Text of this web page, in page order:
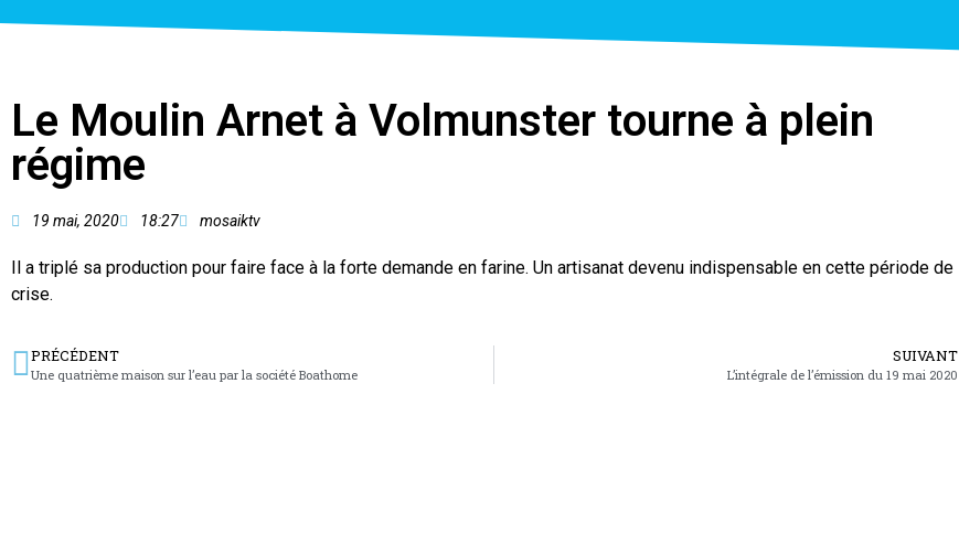
Le Moulin Arnet à Volmunster tourne à plein
régime
19 mai, 2020 18:27 mosaiktv
Il a triplé sa production pour faire face à la forte demande en farine. Un artisanat devenu indispensable en cette période de
crise.
PRÉCÉDENT
Une quatrième maison sur l’eau par la société Boathome
SUIVANT
L’intégrale de l’émission du 19 mai 2020